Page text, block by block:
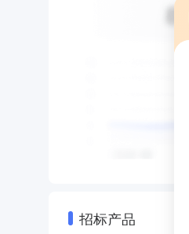
招标产品